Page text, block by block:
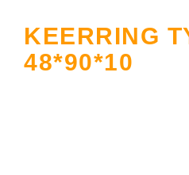
KEERRING
48*90*10